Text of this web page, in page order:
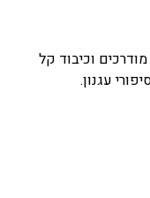
וכיבוד קל
עגנון.